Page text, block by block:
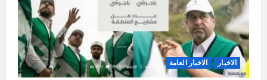
الاخبار الاخبار العامة